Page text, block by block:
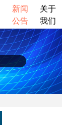
新闻
公告
关于
我们